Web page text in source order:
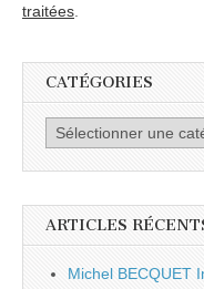
traitées
CATÉGORIES
Catégories
ARTICLES
Michel BECQUET